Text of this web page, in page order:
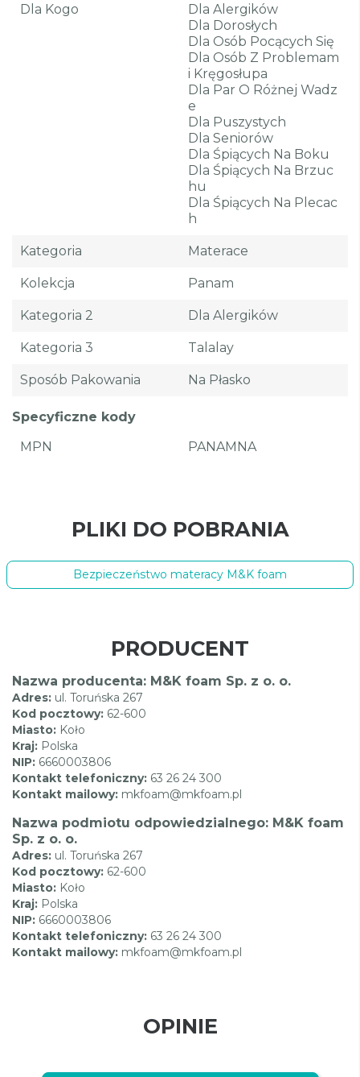
Dla Kogo
Dla Alergików
Dla Dorosłych
Dla Osób Pocących Się
Dla Osób Z Problemam
I Kręgosłupa
Dla Par O Różnej Wadz
E
Dla Puszystych
Dla Seniorów
Dla Śpiących Na Boku
Dla Śpiących Na Brzuc
Hu
Dla Śpiących Na Plecac
H
Kategoria Materace
Kolekcja Panam
Kategoria 2 Dla Alergików
Kategoria 3 Talalay
Sposób Pakowania Na Płasko
Specyficzne kody
MPN
PANAMNA
PLIKI DO POBRANIA
Bezpieczeństwo materacy M&K foam
PRODUCENT
Nazwa producenta: M&K foam Sp. z o. o.
Adres: ul. Toruńska 267
Kod pocztowy: 62-600
Miasto: Koło
Kraj: Polska
NIP: 6660003806
Kontakt telefoniczny: 63 26 24 300
Kontakt mailowy: mkfoam@mkfoam.pl
Nazwa podmiotu odpowiedzialnego: M&K foam
Sp. z o. o.
Adres: ul. Toruńska 267
Kod pocztowy: 62-600
Miasto: Koło
Kraj: Polska
NIP: 6660003806
Kontakt telefoniczny: 63 26 24 300
Kontakt mailowy: mkfoam@mkfoam.pl
OPINIE